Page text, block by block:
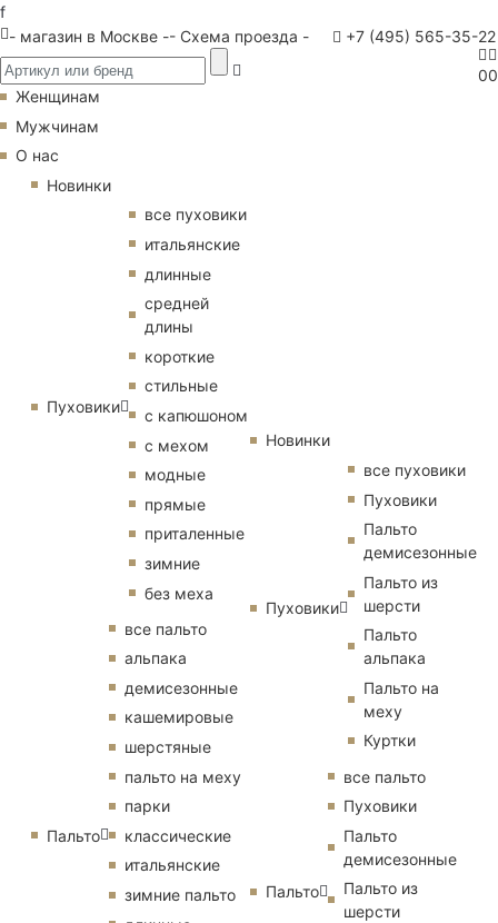
f
- магазин в Москве -- Схема проезда - +7 (495) 565-35-22
00
Женщинам
Мужчинам
О нас
Новинки
Пуховики
все пуховики
итальянские
длинные
средней
длины
короткие
стильные
с капюшоном
с мехом
модные
прямые
приталенные
зимние
без меха
Пальто
все пальто
альпака
демисезонные
кашемировые
шерстяные
пальто на меху
парки
классические
итальянские
зимние пальто
Новинки
Пуховики
все пуховики
Пуховики
Пальто
демисезонные
Пальто из
шерсти
Пальто
альпака
Пальто на
меху
Куртки
Пальто
все пальто
Пуховики
Пальто
демисезонные
Пальто из
шерсти